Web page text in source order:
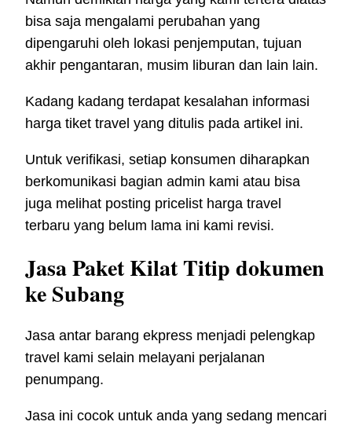
bisa saja mengalami perubahan yang
dipengaruhi oleh lokasi penjemputan, tujuan
akhir pengantaran, musim liburan dan lain lain.
Kadang kadang terdapat kesalahan informasi
harga tiket travel yang ditulis pada artikel ini.
Untuk verifikasi, setiap konsumen diharapkan
berkomunikasi bagian admin kami atau bisa
juga melihat posting pricelist harga travel
terbaru yang belum lama ini kami revisi.
Jasa Paket Kilat Titip dokumen
ke Subang
Jasa antar barang ekpress menjadi pelengkap
travel kami selain melayani perjalanan
penumpang.
Jasa ini cocok untuk anda yang sedang mencari